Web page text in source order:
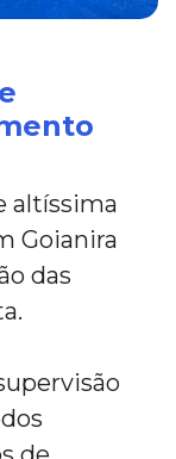
altíssima
Goianira
das